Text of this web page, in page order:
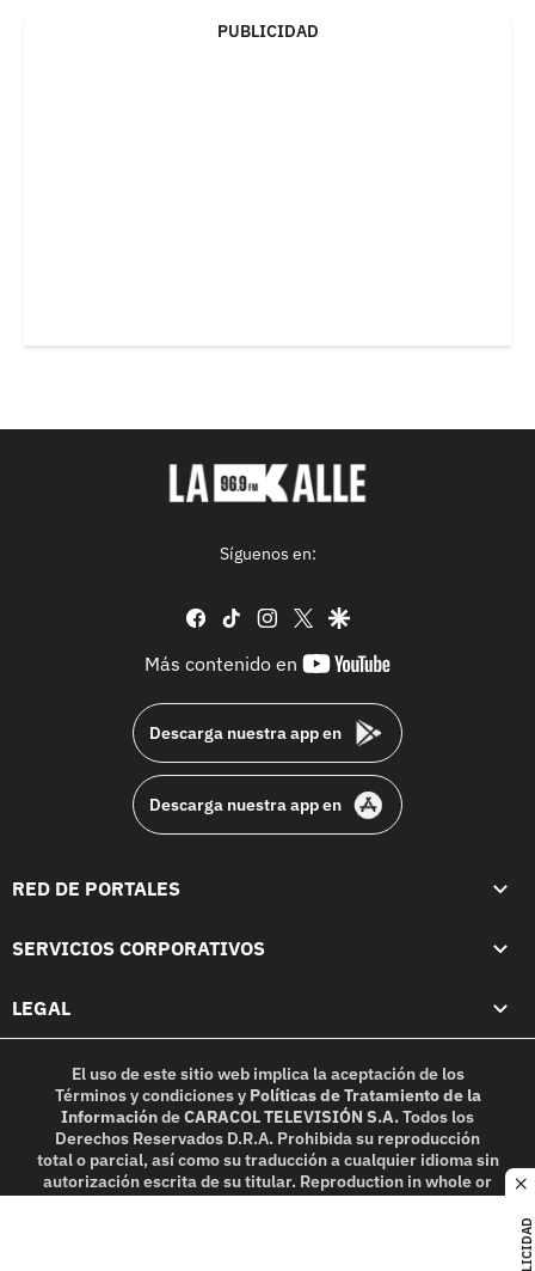
PUBLICIDAD
Síguenos en:
facebook
tiktok instagram
twittergoogle
Más contenido en
youtube-
Descarga nuestra app en
Descarga nuestra app en
RED DE PORTALES
SERVICIOS CORPORATIVOS
LEGAL
El uso de este sitio web implica la aceptación de los
Términos y condicionesy Políticas de Tratamiento de la
InformacióndeCARACOL TELEVISIÓN S.A.Todos los
Derechos Reservados D.R.A. Prohibida su reproducción
total o parcial, así como su traducción a cualquier idioma sin
autorización escrita de su titular. Reproduction in whole or
in part, or translation without written permission is